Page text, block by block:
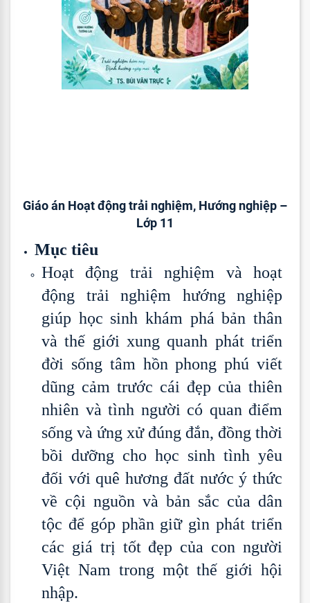
Giáo án Hoạt động trải nghiệm, Hướng nghiệp –
Lớp 11
Mục tiêu
Hoạt động trải nghiệm và hoạt
động trải nghiệm hướng nghiệp
giúp học sinh khám phá bản thân
và thế giới xung quanh phát triển
đời sống tâm hồn phong phú viết
dũng cảm trước cái đẹp của thiên
nhiên và tình người có quan điểm
sống và ứng xử đúng đắn, đồng thời
bồi dưỡng cho học sinh tình yêu
đối với quê hương đất nước ý thức
về cội nguồn và bản sắc của dân
tộc để góp phần giữ gìn phát triển
các giá trị tốt đẹp của con người
Việt Nam trong một thế giới hội
nhập.